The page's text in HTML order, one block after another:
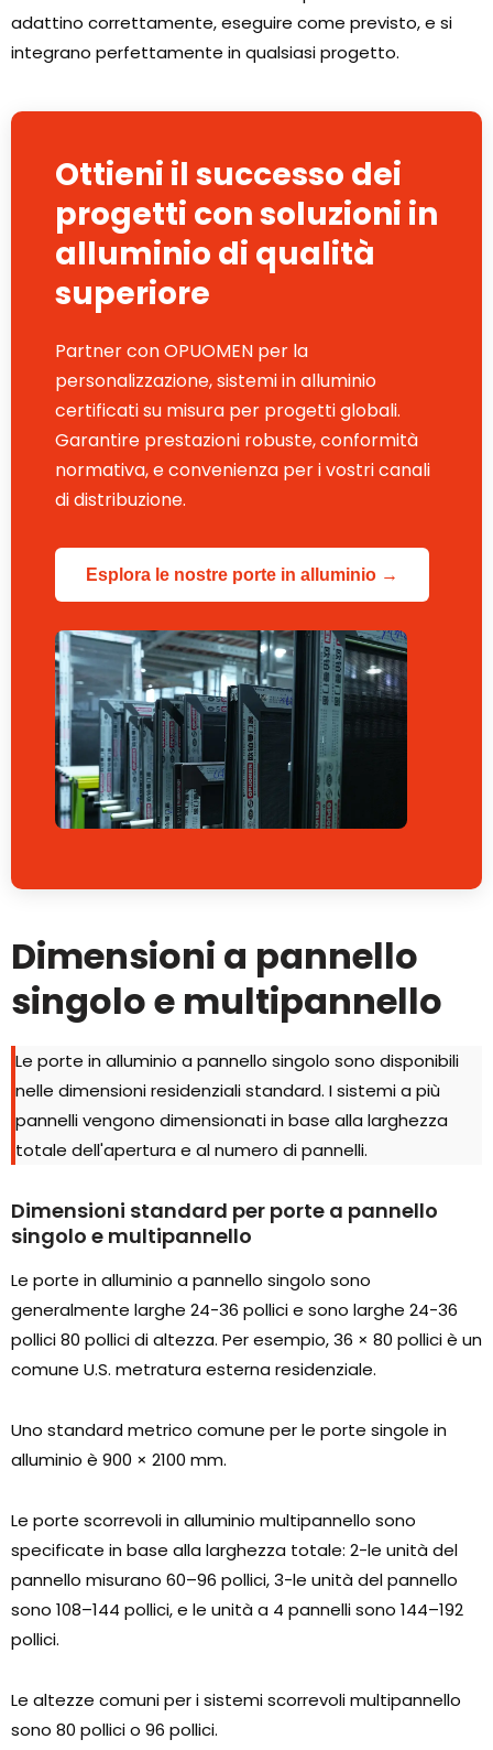
adattino correttamente, eseguire come previsto, e si
integrano perfettamente in qualsiasi progetto.
Ottieni il successo dei
progetti con soluzioni in
alluminio di qualità
superiore
Partner con OPUOMEN per la
personalizzazione, sistemi in alluminio
certificati su misura per progetti globali.
Garantire prestazioni robuste, conformità
normativa, e convenienza per i vostri canali
di distribuzione.
Esplora le nostre porte in alluminio →
Dimensioni a pannello
singolo e multipannello
Le porte in alluminio a pannello singolo sono disponibili
nelle dimensioni residenziali standard. I sistemi a più
pannelli vengono dimensionati in base alla larghezza
totale dell'apertura e al numero di pannelli.
Dimensioni standard per porte a pannello
singolo e multipannello
Le porte in alluminio a pannello singolo sono
generalmente larghe 24-36 pollici e sono larghe 24-36
pollici 80 pollici di altezza. Per esempio, 36 × 80 pollici è un
comune U.S. metratura esterna residenziale.
Uno standard metrico comune per le porte singole in
alluminio è 900 × 2100 mm.
Le porte scorrevoli in alluminio multipannello sono
specificate in base alla larghezza totale: 2-le unità del
pannello misurano 60–96 pollici, 3-le unità del pannello
sono 108–144 pollici, e le unità a 4 pannelli sono 144–192
pollici.
Le altezze comuni per i sistemi scorrevoli multipannello
sono 80 pollici o 96 pollici.